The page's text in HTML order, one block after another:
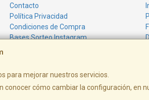
para mejorar nuestros servicios.
conocer cómo cambiar la configuración, en
Contacto
Política Privacidad
Condiciones de Compra
Bases Sorteo Instagram
SL - Riera Pare Fita, 74 - 76 Local 1 -